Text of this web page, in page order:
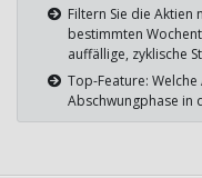
Filtern Sie die Aktien
bestimmten
auffällige, zyklische
Top-Feature:
Abschwungphase in